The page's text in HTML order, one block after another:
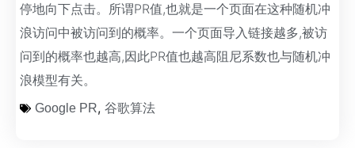
停地向下点击。所谓PR值,也就是一个页面在这种随机冲
浪访问中被访问到的概率。一个页面导入链接越多,被访
问到的概率也越高,因此PR值也越高阻尼系数也与随机冲
浪模型有关。
Google PR, 谷歌算法